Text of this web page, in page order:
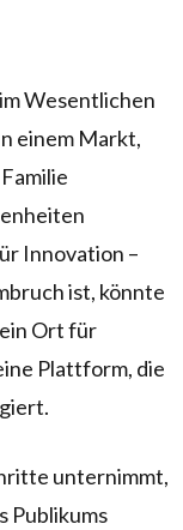
Wesentlichen
einem Markt,
Innovation –
ist, könnte
Ort für
Plattform, die
unternimmt,
Publikums